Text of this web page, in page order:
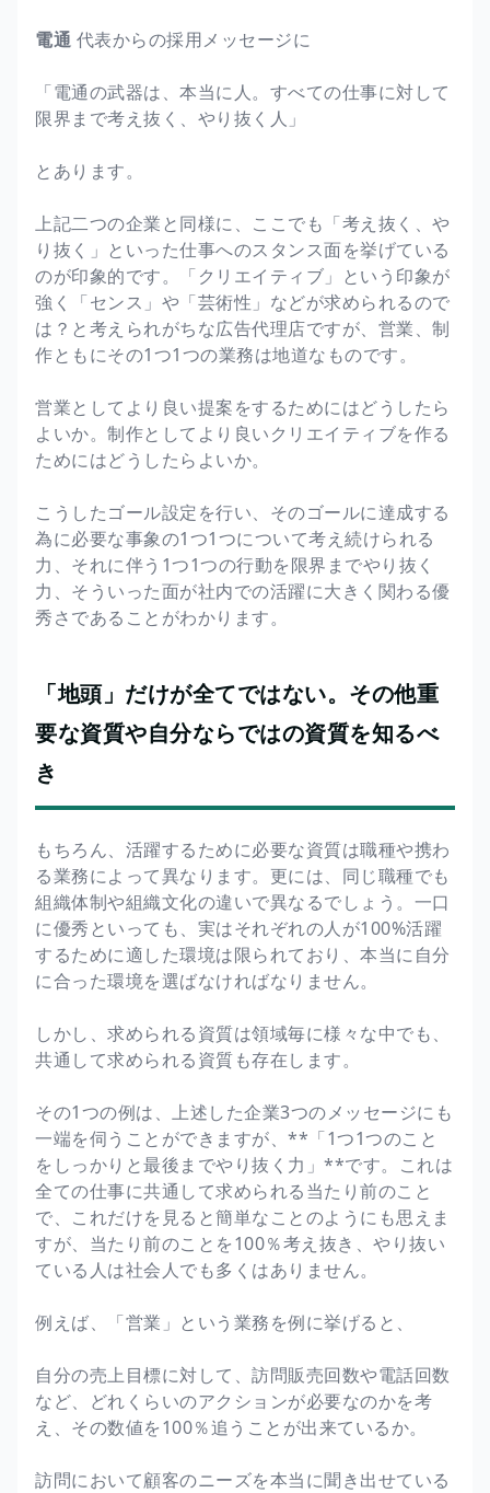
電通 代表からの採用メッセージに
「電通の武器は、本当に人。すべての仕事に対して
限界まで考え抜く、やり抜く人」
とあります。
上記二つの企業と同様に、ここでも「考え抜く、や
り抜く」といった仕事へのスタンス面を挙げている
のが印象的です。「クリエイティブ」という印象が
強く「センス」や「芸術性」などが求められるので
は？と考えられがちな広告代理店ですが、営業、制
作ともにその1つ1つの業務は地道なものです。
営業としてより良い提案をするためにはどうしたら
よいか。制作としてより良いクリエイティブを作る
ためにはどうしたらよいか。
こうしたゴール設定を行い、そのゴールに達成する
為に必要な事象の1つ1つについて考え続けられる
力、それに伴う1つ1つの行動を限界までやり抜く
力、そういった面が社内での活躍に大きく関わる優
秀さであることがわかります。
「地頭」だけが全てではない。その他重
要な資質や自分ならではの資質を知るべ
き
もちろん、活躍するために必要な資質は職種や携わ
る業務によって異なります。更には、同じ職種でも
組織体制や組織文化の違いで異なるでしょう。一口
に優秀といっても、実はそれぞれの人が100%活躍
するために適した環境は限られており、本当に自分
に合った環境を選ばなければなりません。
しかし、求められる資質は領域毎に様々な中でも、
共通して求められる資質も存在します。
その1つの例は、上述した企業3つのメッセージにも
一端を伺うことができますが、**「1つ1つのこと
をしっかりと最後までやり抜く力」**です。これは
全ての仕事に共通して求められる当たり前のこと
で、これだけを見ると簡単なことのようにも思えま
すが、当たり前のことを100％考え抜き、やり抜い
ている人は社会人でも多くはありません。
例えば、「営業」という業務を例に挙げると、
自分の売上目標に対して、訪問販売回数や電話回数
など、どれくらいのアクションが必要なのかを考
え、その数値を100％追うことが出来ているか。
訪問において顧客のニーズを本当に聞き出せている